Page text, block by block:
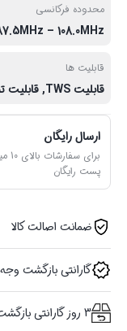
محدوده فرکانسی
– 108.0MHz
قابلیت ها
قابلیت TWS, قابلیت تماس
ارسال رایگان
پست رایگان
ضمانت اصالت کالا
گارانتی بازگشت وجه
3 روز گارانتی بازگشت کالا در صورت خرابی